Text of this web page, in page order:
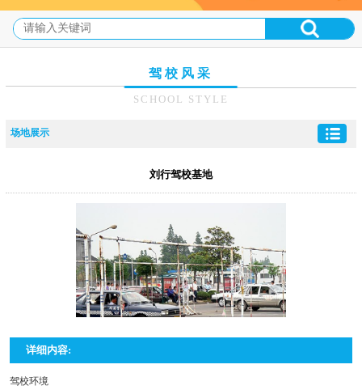
驾校风采
SCHOOL STYLE
场地展示
刘行驾校基地
详细内容:
驾校环境